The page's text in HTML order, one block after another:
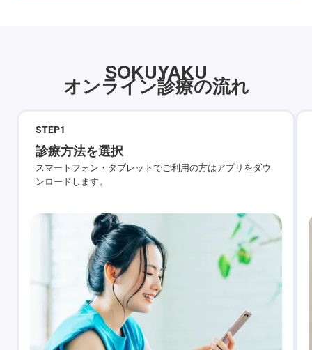
SOKUYAKU
オンライン診療の流れ
STEP1
診療方法を選択
スマートフォン・タブレットでご利用の方はアプリをダウ
ンロードします。